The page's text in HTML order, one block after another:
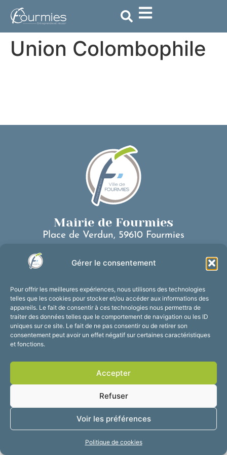
Gérer le consentement
Pour offrir les meilleures expériences, nous utilisons des technologies
telles que les cookies pour stocker et/ou accéder aux informations des
appareils. Le fait de consentir à ces technologies nous permettra de
traiter des données telles que le comportement de navigation ou les ID
uniques sur ce site. Le fait de ne pas consentir ou de retirer son
consentement peut avoir un effet négatif sur certaines caractéristiques
et fonctions.
Accepter
Refuser
Voir les préférences
Politique de cookies
principal
Union Colombophile
Mairie de Fourmies
Place de Verdun, 59610 Fourmies
Nous contacter
Du lundi au vendredi :
de 8h30 à 12h et de 13h30 à 17h30
Suivez-nous !
Mentions légales
Plan du site
Confidentialité
2025 © Propulsé par
Utopia